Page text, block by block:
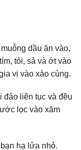
dầu ăn vào,
tỏi, sả và ớt vào
vị vào xào cùng.
đảo liên tục và đều
lọc vào xăm
hạ lửa nhỏ.